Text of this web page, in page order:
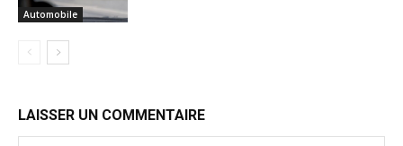
Automobile
LAISSER UN COMMENTAIRE